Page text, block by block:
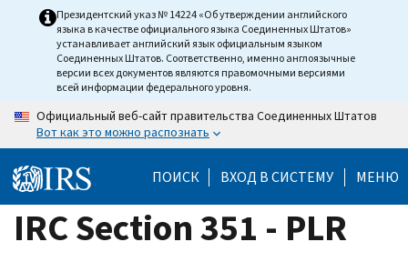
Президентский указ № 14224 «Об утверждении английского
языка в качестве официального языка Соединенных Штатов»
устанавливает английский язык официальным языком
Соединенных Штатов. Соответственно, именно англоязычные
версии всех документов являются правомочными версиями
всей информации федерального уровня.
Официальный веб-сайт правительства Соединенных Штатов
Вот как это можно распознать
ПОИСК ВХОД В СИСТЕМУ МЕНЮ
IRC Section 351 - PLR